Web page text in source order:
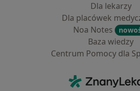
Dla lekarzy
Dla placówek
Noa Notes
Baza wiedzy
Centrum Pomocy dla